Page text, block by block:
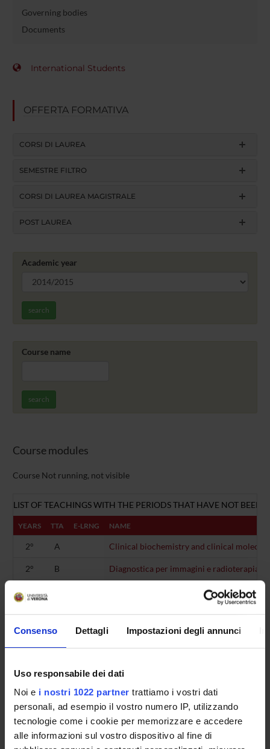
Consenso Dettagli Impostazioni degli annunci
Uso responsabile dei dati
Noi e i nostri 1022 partner trattiamo i vostri dati
personali, ad esempio il vostro numero IP, utilizzando
tecnologie come i cookie per memorizzare e accedere
alle informazioni sul vostro dispositivo al fine di
Governing bodies
Documents
International Students
OFFERTA FORMATIVA
CORSI DI LAUREA
SEMESTRE FILTRO
CORSI DI LAUREA MAGISTRALE
POST LAUREA
Academic year
search
Course name
search
Course modules
Course Not running, not visible
LIST OF TEACHINGS WITH THE PERIODS THAT HAVE NOT BEEN
YEARS TTA E-LRNG NAME
2° A Clinical biochemistry and clinical
2° B Diagnostica per immagini e radioterapia 2
Endocrinologia 2 (tronco comune)
2° E Esame di profitto teorico-pratico 2
2° B Pharmacology
2° B Medicina interna 2 (tronco comune -
Neurologia 2 (discipline specifiche della
2° B Neuroradiologia 2 (discipline elettive)
2° B Neuroradiologia 2 (tronco comune)